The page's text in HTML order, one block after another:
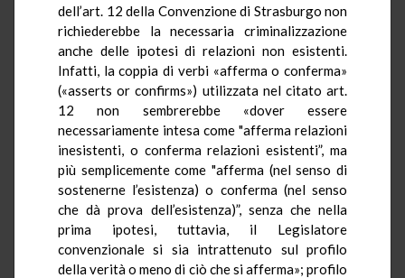
dell’art. 12 della Convenzione di Strasburgo non
richiederebbe la necessaria criminalizzazione
anche delle ipotesi di relazioni non esistenti.
Infatti, la coppia di verbi «afferma o conferma»
(«asserts or confirms») utilizzata nel citato art.
12 non sembrerebbe «dover essere
necessariamente intesa come "afferma relazioni
inesistenti, o conferma relazioni esistenti”, ma
più semplicemente come "afferma (nel senso di
sostenerne l’esistenza) o conferma (nel senso
che dà prova dell’esistenza)”, senza che nella
prima ipotesi, tuttavia, il Legislatore
convenzionale si sia intrattenuto sul profilo
della verità o meno di ciò che si afferma»; profilo